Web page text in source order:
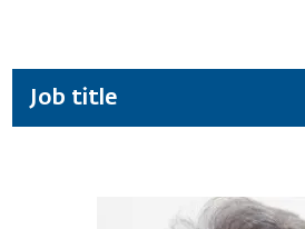
Job title